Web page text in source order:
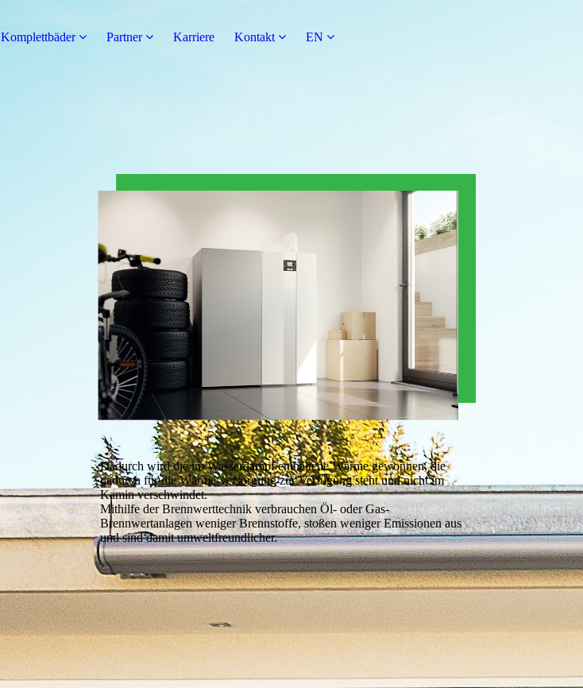
Komplettbäder Partner Karriere Kontakt EN
Dadurch wird die im Wasserdampf enthaltene Wärme gewonnen, die
dadurch für die Wärme-versorgung zur Verfügung steht und nicht im
Kamin verschwindet.
Mithilfe der Brennwerttechnik verbrauchen Öl- oder Gas-
Brennwertanlagen weniger Brennstoffe, stoßen weniger Emissionen aus
und sind damit umweltfreundlicher.